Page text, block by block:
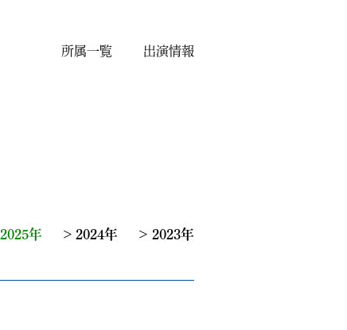
所属一覧 出演情報
2025年 2024年 2023年